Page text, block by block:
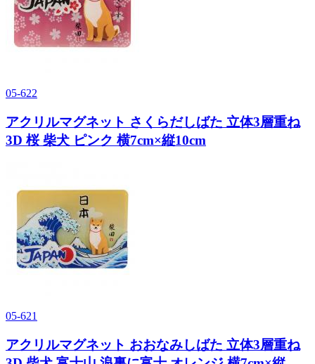
05-622
アクリルマグネット さくらだしばた 立体3層重ね
3D 桜 柴犬 ピンク 横7cm×縦10cm
05-621
アクリルマグネット おおなみしばた 立体3層重ね